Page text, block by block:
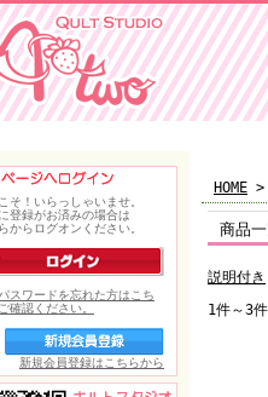
HOME >
商品
説明付き
1件～3